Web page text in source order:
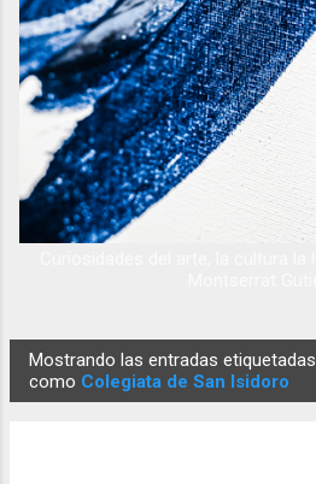
n
Mostrando las entradas etiquetadas
como Colegiata de San Isidoro